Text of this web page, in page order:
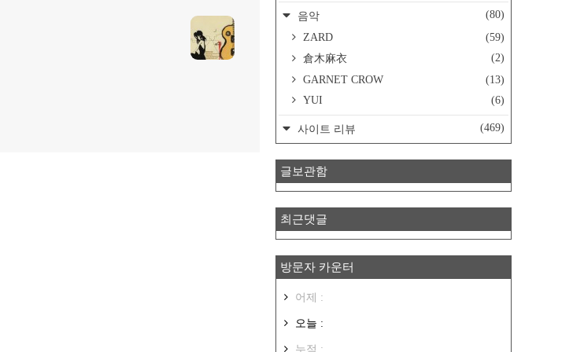
음악
(80)
ZARD
(59)
倉木麻衣
(2)
GARNET CROW
(13)
YUI
(6)
사이트 리뷰 (469)
글보관함
최근댓글
방문자 카운터
어제 :
오늘 :
누적 :